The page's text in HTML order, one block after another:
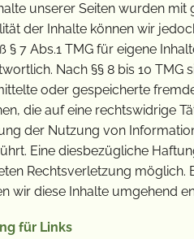
unserer Seiten wurden
der Inhalte können wir
§ 7 Abs.1 TMG für eigene
Nach §§ 8 bis 10 TMG
oder gespeicherte
die auf eine rechtswidrige
der Nutzung von
Eine diesbezügliche
Rechtsverletzung möglich.
wir diese Inhalte umgehend
für Links